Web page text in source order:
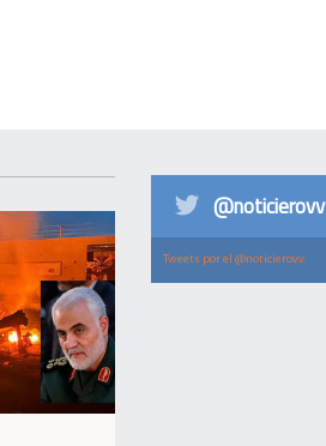
@noticierovv
Tweets por el @noticierovv.